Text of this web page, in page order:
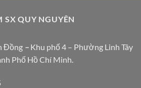
SX QUY NGUYÊN
Đồng – Khu phố 4 – Phường Linh Tây
Phố Hồ Chí Minh.